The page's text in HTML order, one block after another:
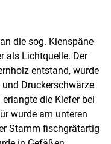
die sog. Kienspäne
als Lichtquelle. Der
entstand, wurde
Druckerschwärze
die Kiefer bei
wurde am unteren
Stamm fischgrätartig